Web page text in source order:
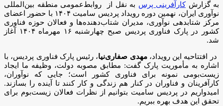
به گزارشکارآفرینی پرس به نقل از روابط‌عمومی منطقه بین‌المللی
نوآوری ایران، نهمین دوره رویداد پردیس سامیت ۱۴۰۴ با حضور اعضای
مرکز شتابدهی نوآوری، مدیران شتاب‌دهنده‌ها و فعالان حوزه فناوری
کشور در پارک فناوری پردیس صبح چهارشنبه ۱۶ مهرماه ۱۴۰۴ آغاز
شد.
در افتتاحیه این رویداد،مهدی صفاری‌نیا، رئیس پارک فناوری پردیس، با
اشاره به مأموریت پارک گفت: مطابق مصوبه دولت، وظیفه ما ایجاد
زیست‌بومی نمونه برای فناوری کشور است؛ جایی که نوآوران،
کارآفرینان و فناوران در کنار هم زندگی و کار کنند تا آینده را بسازند.
امیدواریم در پردیس سامیت بتوانیم از نظرات فعالان زیست‌بوم برای
تحقق این هدف بهره ببریم.